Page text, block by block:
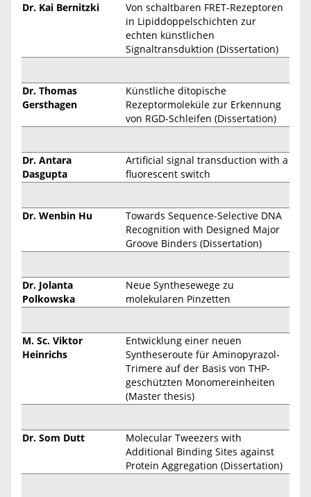
Dr. Kai Bernitzki
Von schaltbaren FRET-Rezeptoren
in Lipiddoppelschichten zur
echten künstlichen
Signaltransduktion (Dissertation)
Dr. Thomas
Gersthagen
Künstliche ditopische
Rezeptormoleküle zur Erkennung
von RGD-Schleifen (Dissertation)
Dr. Antara
Dasgupta
Artificial signal transduction with a
fluorescent switch
Dr. Wenbin Hu
Towards Sequence-Selective DNA
Recognition with Designed Major
Groove Binders (Dissertation)
Dr. Jolanta
Polkowska
Neue Synthesewege zu
molekularen Pinzetten
M. Sc. Viktor
Heinrichs
Entwicklung einer neuen
Syntheseroute für Aminopyrazol-
Trimere auf der Basis von THP-
geschützten Monomereinheiten
(Master thesis)
Dr. Som Dutt
Molecular Tweezers with
Additional Binding Sites against
Protein Aggregation (Dissertation)